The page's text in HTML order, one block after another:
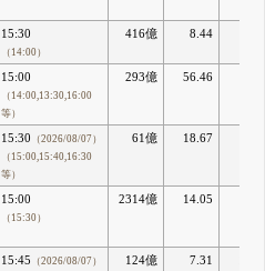
15:30
（14:00）
416億 8.44
15:00
（14:00,13:30,16:00
等）
293億 56.46
15:30 （2026/08/07）
（15:00,15:40,16:30
等）
61億 18.67
15:00
（15:30）
2314億 14.05
15:45 （2026/08/07）
124億 7.31